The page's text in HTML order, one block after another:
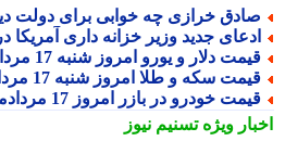
خرازی چه خوابی برای دولت دید
جدید وزیر خزانه داری آمریکا
دلار و یورو امروز شنبه 17 مرداد 1405
سکه و طلا امروز شنبه 17 مرداد 1405
خودرو در بازر امروز 17 مردادماه 1405
ویژهتسنیم نیوز